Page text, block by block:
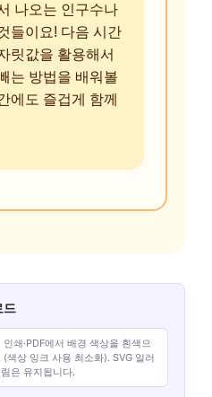
나오는 인구수나
들이요! 다음 시간
릿값을 활용해서
는 방법을 배워볼
에도 즐겁게 함께
드
인쇄·PDF에서 배경 색상을 흰색으
(색상 잉크 사용 최소화). SVG 일러
은 유지됩니다.